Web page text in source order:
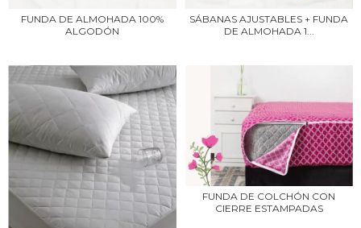
FUNDA DE ALMOHADA 100%
ALGODÓN
SÁBANAS AJUSTABLES + FUNDA
DE ALMOHADA 1...
FUNDA DE COLCHÓN CON
CIERRE ESTAMPADAS